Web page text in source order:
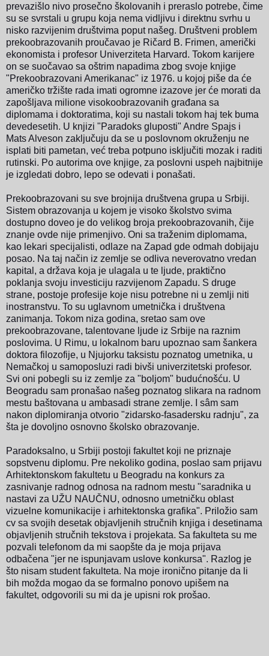
prevazišlo nivo prosečno školovanih i preraslo potrebe, čime
su se svrstali u grupu koja nema vidljivu i direktnu svrhu u
nisko razvijenim društvima poput našeg. Društveni problem
prekoobrazovanih proučavao je Ričard B. Frimen, američki
ekonomista i profesor Univerziteta Harvard. Tokom karijere
on se suočavao sa oštrim napadima zbog svoje knjige
"Prekoobrazovani Amerikanac" iz 1976. u kojoj piše da će
američko tržište rada imati ogromne izazove jer će morati da
zapošljava milione visokoobrazovanih građana sa
diplomama i doktoratima, koji su nastali tokom haj tek buma
devedesetih. U knjizi "Paradoks gluposti" Andre Spajs i
Mats Alveson zaključuju da se u poslovnom okruženju ne
isplati biti pametan, već treba potpuno isključiti mozak i raditi
rutinski. Po autorima ove knjige, za poslovni uspeh najbitnije
je izgledati dobro, lepo se odevati i ponašati.
Prekoobrazovani su sve brojnija društvena grupa u Srbiji.
Sistem obrazovanja u kojem je visoko školstvo svima
dostupno doveo je do velikog broja prekoobrazovanih, čije
znanje ovde nije primenjivo. Oni sa traženim diplomama,
kao lekari specijalisti, odlaze na Zapad gde odmah dobijaju
posao. Na taj način iz zemlje se odliva neverovatno vredan
kapital, a država koja je ulagala u te ljude, praktično
poklanja svoju investiciju razvijenom Zapadu. S druge
strane, postoje profesije koje nisu potrebne ni u zemlji niti
inostranstvu. To su uglavnom umetnička i društvena
zanimanja. Tokom niza godina, sretao sam ove
prekoobrazovane, talentovane ljude iz Srbije na raznim
poslovima. U Rimu, u lokalnom baru upoznao sam šankera
doktora filozofije, u Njujorku taksistu poznatog umetnika, u
Nemačkoj u samoposluzi radi bivši univerzitetski profesor.
Svi oni pobegli su iz zemlje za "boljom" budućnošću. U
Beogradu sam pronašao našeg poznatog slikara na radnom
mestu baštovana u ambasadi strane zemlje. I sâm sam
nakon diplomiranja otvorio "zidarsko-fasadersku radnju", za
šta je dovoljno osnovno školsko obrazovanje.
Paradoksalno, u Srbiji postoji fakultet koji ne priznaje
sopstvenu diplomu. Pre nekoliko godina, poslao sam prijavu
Arhitektonskom fakultetu u Beogradu na konkurs za
zasnivanje radnog odnosa na radnom mestu "saradnika u
nastavi za UŽU NAUČNU, odnosno umetničku oblast
vizuelne komunikacije i arhitektonska grafika". Priložio sam
cv sa svojih desetak objavljenih stručnih knjiga i desetinama
objavljenih stručnih tekstova i projekata. Sa fakulteta su me
pozvali telefonom da mi saopšte da je moja prijava
odbačena "jer ne ispunjavam uslove konkursa". Razlog je
što nisam student fakulteta. Na moje ironično pitanje da li
bih možda mogao da se formalno ponovo upišem na
fakultet, odgovorili su mi da je upisni rok prošao.